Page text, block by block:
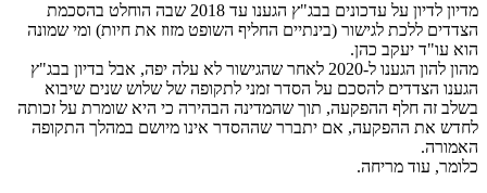
מדיון לדיון על עדכונים בבג"ץ הגענו עד 2018 שבה הוחלט בהסכמת
הצדדים ללכת לגישור (בינתיים החליף השופט מזוז את חיות) ומי שמונה
הוא עו"ד יעקב כהן.
מהון להון הגענו ל-2020 לאחר שהגישור לא עלה יפה, אבל בדיון בבג"ץ
הגענו הצדדים להסכם על הסדר זמני לתקופה של שלוש שנים שיבוא
בשלב זה חלף ההפקעה, תוך שהמדינה הבהירה כי היא שומרת על זכותה
לחדש את ההפקעה, אם יתברר שההסדר אינו מיושם במהלך התקופה
האמורה.
כלומר, עוד מריחה.